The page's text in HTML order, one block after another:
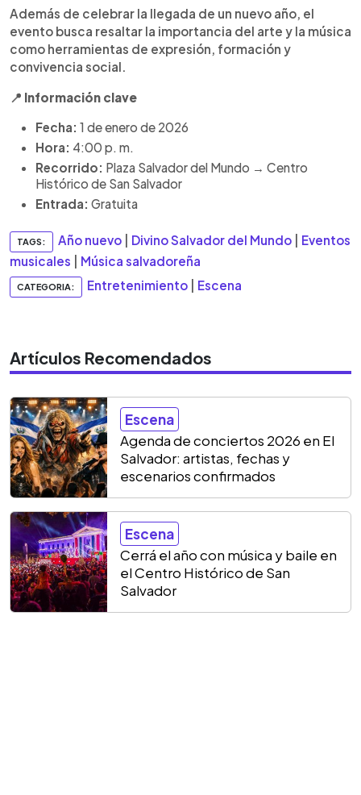
Además de celebrar la llegada de un nuevo año, el
evento busca resaltar la importancia del arte y la música
como herramientas de expresión, formación y
convivencia social.
📍 Información clave
Fecha: 1 de enero de 2026
Hora: 4:00 p. m.
Recorrido: Plaza Salvador del Mundo → Centro
Histórico de San Salvador
Entrada: Gratuita
TAGS: Año nuevo Divino Salvador del Mundo
Eventos
musicales
Música salvadoreña
CATEGORIA: Entretenimiento Escena
Artículos Recomendados
Escena
Agenda de conciertos 2026 en El
Salvador: artistas, fechas y
escenarios confirmados
Escena
Cerrá el año con música y baile en
el Centro Histórico de San
Salvador